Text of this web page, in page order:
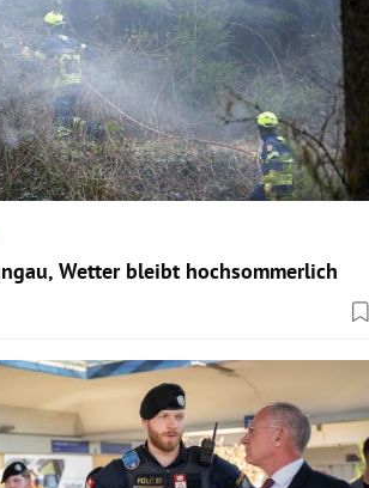
Wetter bleibt hochsommerlich